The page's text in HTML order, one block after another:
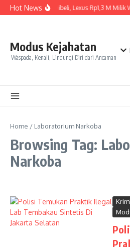
Skip to content
Hot NewsBaru Dibeli, Lexus Rp1,3 M
Modus Kejahatan
Waspada, Kenali, Lindungi Diri dari Ancaman
Home / Laboratorium Narkoba
Browsing Tag:
Narkoba